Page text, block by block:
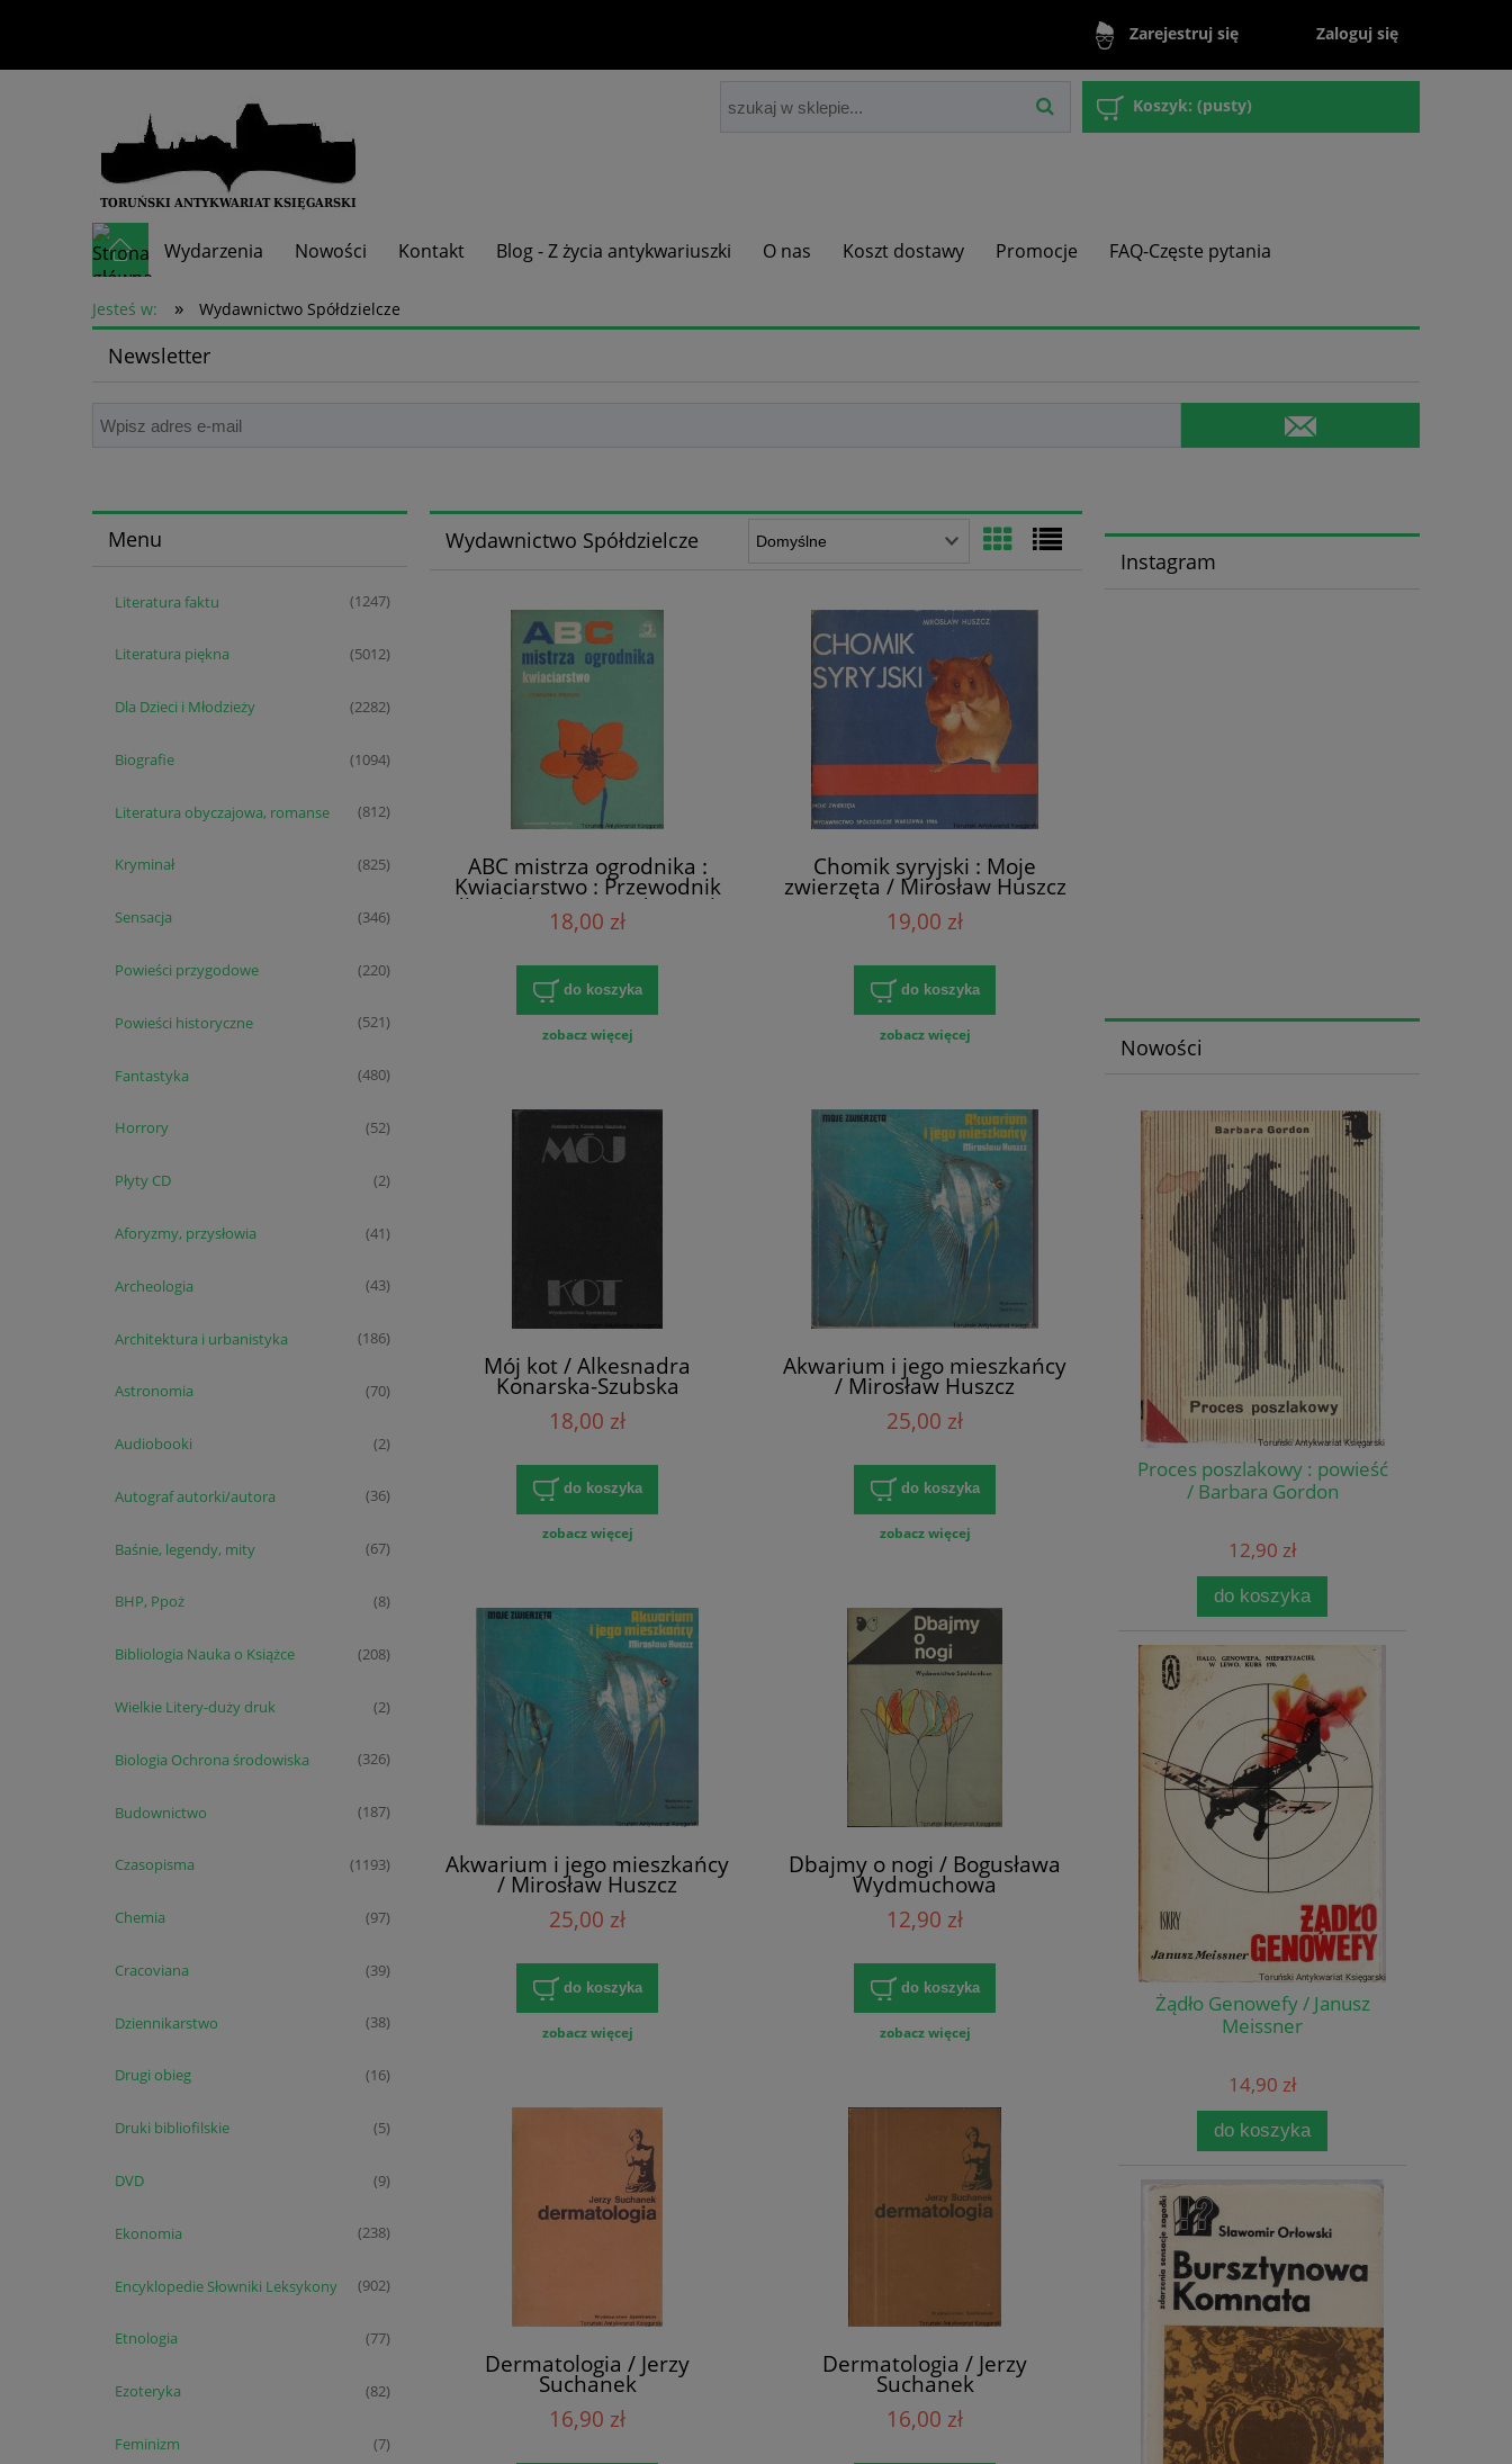
Zarejestruj się Zaloguj się
Koszyk: (pusty)
Wydarzenia Nowości Kontakt Blog - Z życia antykwariuszki O nas Koszt dostawy Promocje FAQ-Częste pytania
Skup książek
Jesteś w: » Wydawnictwo Spółdzielcze
Newsletter
Menu
Literatura faktu (1247)
Literatura piękna (5012)
Dla Dzieci i Młodzieży (2282)
Biografie (1094)
Literatura obyczajowa, romanse (812)
Kryminał (825)
Sensacja (346)
Powieści przygodowe (220)
Powieści historyczne (521)
Fantastyka (480)
Horrory (52)
Płyty CD (2)
Aforyzmy, przysłowia (41)
Archeologia (43)
Architektura i urbanistyka (186)
Astronomia (70)
Audiobooki (2)
Autograf autorki/autora (36)
Baśnie, legendy, mity (67)
BHP, Ppoż (8)
Bibliologia Nauka o Książce (208)
Wielkie Litery-duży druk (2)
Biologia Ochrona środowiska (326)
Budownictwo (187)
Czasopisma (1193)
Chemia (97)
Cracoviana (39)
Dziennikarstwo (38)
Drugi obieg (16)
Druki bibliofilskie (5)
DVD (9)
Ekonomia (238)
Encyklopedie Słowniki Leksykony (902)
Etnologia (77)
Ezoteryka (82)
Feminizm (7)
Wydawnictwo Spółdzielcze
ABC mistrza ogrodnika :
Kwiaciarstwo : Przewodnik
dla słuchaczy ogrodniczych
uniwersytetów
Gessler
18,00 zł
do koszyka
zobacz więcej
Chomik syryjski : Moje
zwierzęta / Mirosław Huszcz
19,00 zł
do koszyka
zobacz więcej
Mój kot / Alkesnadra
Konarska-Szubska
18,00 zł
do koszyka
zobacz więcej
Akwarium i jego mieszkańcy
/ Mirosław Huszcz
25,00 zł
do koszyka
zobacz więcej
Akwarium i jego mieszkańcy
/ Mirosław Huszcz
25,00 zł
do koszyka
zobacz więcej
Dbajmy o nogi / Bogusława
Wydmuchowa
12,90 zł
do koszyka
zobacz więcej
Dermatologia / Jerzy
Suchanek
16,90 zł
Dermatologia / Jerzy
Suchanek
16,00 zł
Instagram
Nowości
Proces poszlakowy : powieść
/ Barbara Gordon
12,90 zł
do koszyka
Żądło Genowefy / Janusz
Meissner
14,90 zł
do koszyka